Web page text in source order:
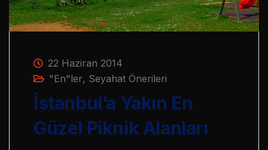
22 Haziran 2014
"En"ler, Seyahat Önerileri
İstanbul’a Yakın En
Güzel Piknik Alanları